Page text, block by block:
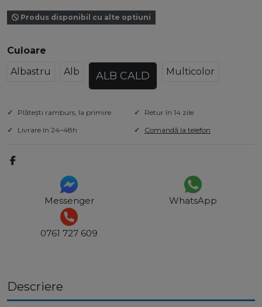
Produs disponibil cu alte optiuni
Culoare
Albastru
Alb ALB CALD Multicolor
Plătești ramburs, la primire
Retur în 14 zile
Livrare în 24–48h
Comandă la telefon
Messenger WhatsApp
0761 727 609
Descriere